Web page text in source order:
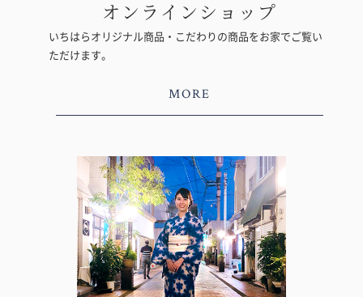
オンラインショップ
いちはらオリジナル商品・こだわりの商品をお家でご覧い
ただけます。
MORE